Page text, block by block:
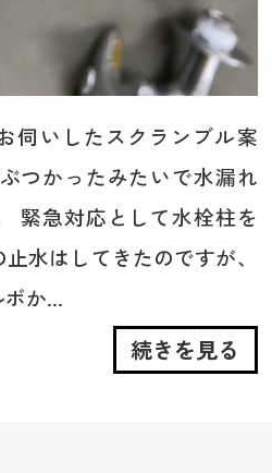
伺いしたスクランブル案
つかったみたいで水漏れ
緊急対応として水栓柱を
水はしてきたのですが、
か...
続きを見る